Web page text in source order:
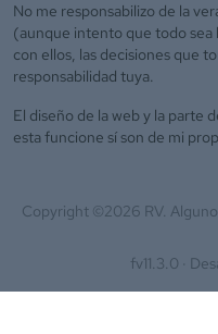
No me responsabilizo de la
(aunque intento que todo sea
con ellos, las decisiones que
responsabilidad tuya.
El diseño de la web y la parte
esta funcione sí son de mi
Copyright ©2026 RV.
fv11.3.0 ·